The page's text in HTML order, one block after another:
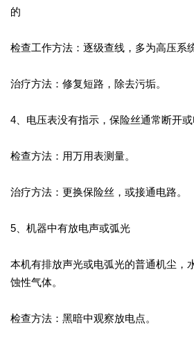
的
检查工作方法：逐级查线，多为高压系
治疗方法：修复短路，除去污垢。
4、电压表没有指示，保险丝通常断开
检查方法：用万用表测量。
治疗方法：更换保险丝，或接通电路。
5、机器中有放电声或弧光
本机有排放声光或电弧光的普通机尘，
蚀性气体。
检查方法：黑暗中观察放电点。